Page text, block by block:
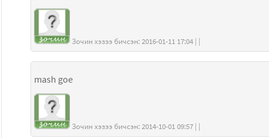
Зочин хэзээ бичсэн: 2016-01-11 17:04 | |
mash goe
Зочин хэзээ бичсэн: 2014-10-01 09:57 | |